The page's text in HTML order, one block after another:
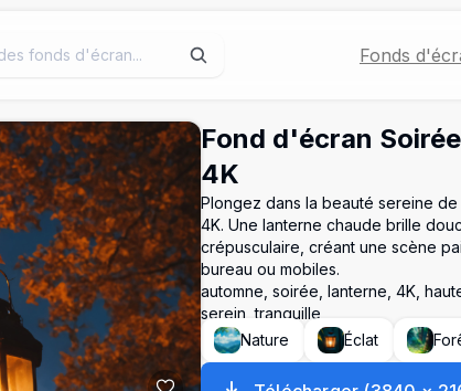
Fonds
Fond d'écran
4K
Plongez dans la beauté sereine
4K. Une lanterne chaude brille
crépusculaire, créant une scène
bureau ou mobiles.
automne, soirée, lanterne, 4K,
serein, tranquille
Nature
Éclat